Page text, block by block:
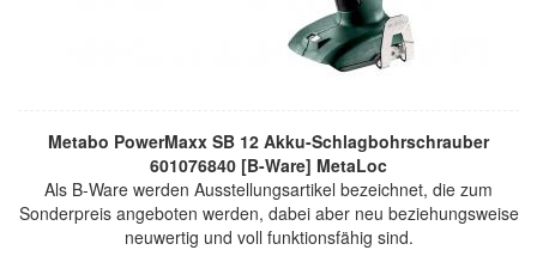
Metabo PowerMaxx SB 12 Akku-Schlagbohrschrauber
601076840 [B-Ware] MetaLoc
Als B-Ware werden Ausstellungsartikel bezeichnet, die zum
Sonderpreis angeboten werden, dabei aber neu beziehungsweise
neuwertig und voll funktionsfähig sind.